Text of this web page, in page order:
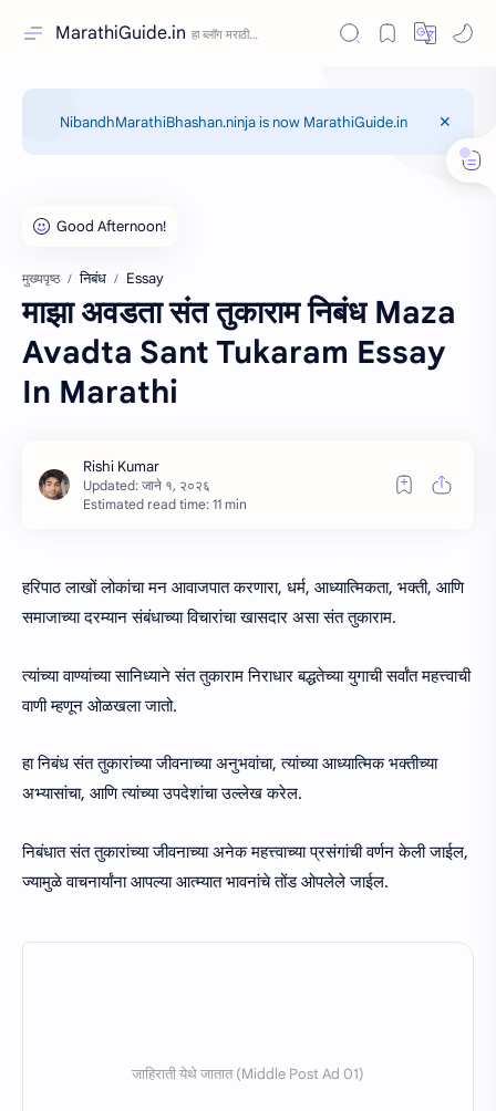
MarathiGuide.in
NibandhMarathiBhashan.ninja is now MarathiGuide.in
मुख्यपृष्ठ निबंध Essay
माझा अवडता संत तुकाराम निबंध Maza
Avadta Sant Tukaram Essay
In Marathi
Estimated read time: 11 min
हरिपाठ लाखों लोकांचा मन आवाजपात करणारा, धर्म, आध्यात्मिकता, भक्ती, आणि
समाजाच्या दरम्यान संबंधाच्या विचारांचा खासदार असा संत तुकाराम.
त्यांच्या वाण्यांच्या सानिध्याने संत तुकाराम निराधार बद्धतेच्या युगाची सर्वांत महत्त्वाची
वाणी म्हणून ओळखला जातो.
हा निबंध संत तुकारांच्या जीवनाच्या अनुभवांचा, त्यांच्या आध्यात्मिक भक्तीच्या
अभ्यासांचा, आणि त्यांच्या उपदेशांचा उल्लेख करेल.
निबंधात संत तुकारांच्या जीवनाच्या अनेक महत्त्वाच्या प्रसंगांची वर्णन केली जाईल,
ज्यामुळे वाचनार्यांना आपल्या आत्म्यात भावनांचे तोंड ओपलेले जाईल.